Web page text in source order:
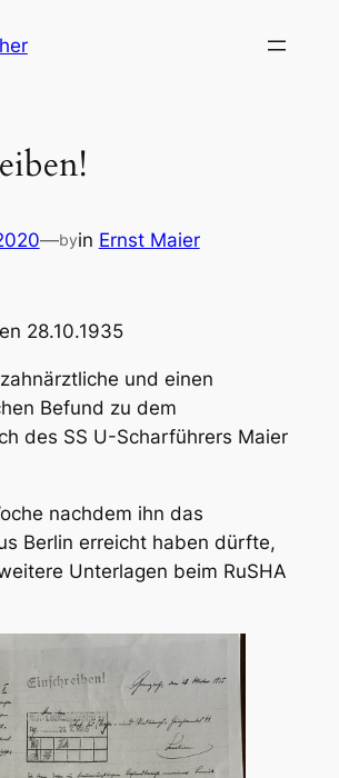
—byin Ernst Maier
28.10.1935
und einen
Befund zu dem
des SS U-Scharführers Maier
nachdem ihn das
Berlin erreicht haben dürfte,
Unterlagen beim RuSHA